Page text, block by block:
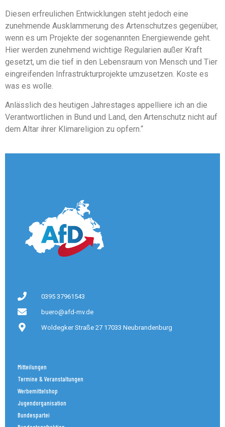
Diesen erfreulichen Entwicklungen steht jedoch eine
zunehmende Ausklammerung des Artenschutzes gegenüber,
wenn es um Projekte der sogenannten Energiewende geht.
Hier werden zunehmend wichtige Regularien außer Kraft
gesetzt, um die tief in den Lebensraum von Mensch und Tier
eingreifenden Infrastrukturprojekte umzusetzen. Koste es
was es wolle.
Anlässlich des heutigen Jahrestages appelliere ich an die
Verantwortlichen in Bund und Land, den Artenschutz nicht auf
dem Altar ihrer Klimareligion zu opfern.“
0395 37961543
buero@afd-mv.de
Woldegker Straße 27 17033 Neubrandenburg
Mitteilungen
Termine & Veranstaltungen
Werbemittelshop
Jugendorganisation
Bundespartei